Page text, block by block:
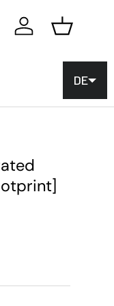
Einloggen
Korb
DE